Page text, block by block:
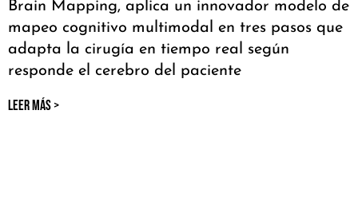
Brain Mapping, aplica un innovador modelo de
mapeo cognitivo multimodal en tres pasos que
adapta la cirugía en tiempo real según
responde el cerebro del paciente
LEER MÁS >